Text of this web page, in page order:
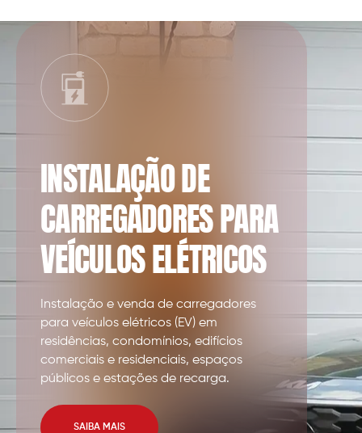
INSTALAÇÃO DE
CARREGADORES PARA
VEÍCULOS ELÉTRICOS
Instalação e venda de carregadores
para veículos elétricos (EV) em
residências, condomínios, edifícios
comerciais e residenciais, espaços
públicos e estações de recarga.
SAIBA MAIS